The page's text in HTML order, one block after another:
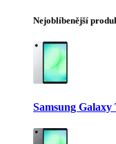
Nejoblíbenější
Samsung